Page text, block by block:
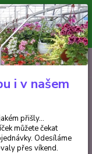
je 300 Kč.
balíček můžete čekat
Objednávky
Hledat
0ks
za0 Kč
i v našem
přišly...
můžete čekat
Odesíláme
přes víkend.